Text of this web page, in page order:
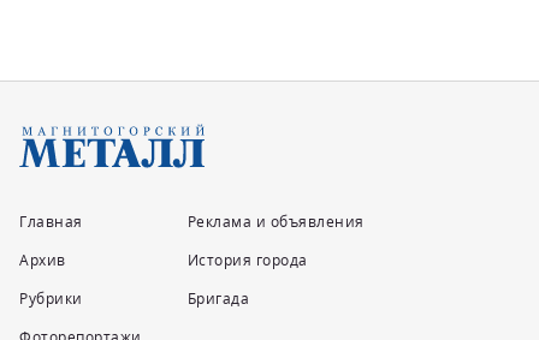
Главная
Архив
Рубрики
Реклама и объявления
История города
Бригада